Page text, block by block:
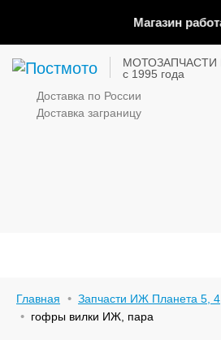
Магазин
МОТОЗАПЧАСТИ
с 1995 года
Доставка по России
Доставка заграницу
Главная
Запчасти ИЖ Планета 5,
гофры вилки ИЖ, пара